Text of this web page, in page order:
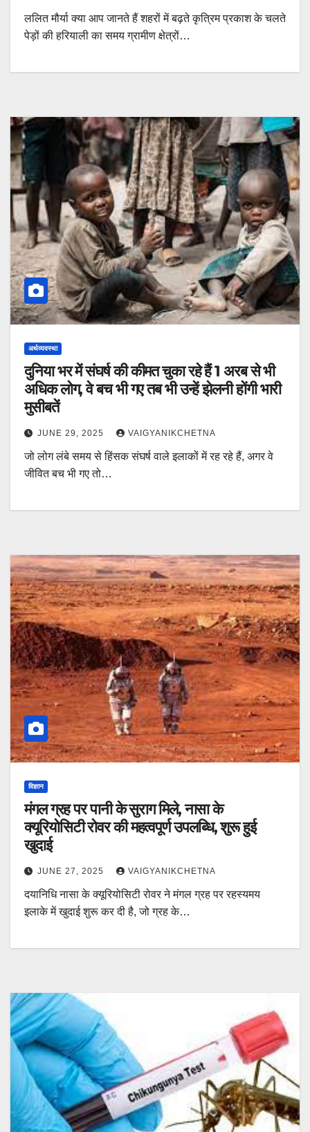
ललित मौर्या क्या आप जानते हैं शहरों में बढ़ते कृत्रिम प्रकाश के चलते
पेड़ों की हरियाली का समय ग्रामीण क्षेत्रों…
अर्थव्यवस्था
दुनिया भर में संघर्ष की कीमत चुका रहे हैं 1 अरब से भी
अधिक लोग, वे बच भी गए तब भी उन्हें झेलनी होंगी भारी
मुसीबतें
JUNE 29, 2025 VAIGYANIKCHETNA
जो लोग लंबे समय से हिंसक संघर्ष वाले इलाकों में रह रहे हैं, अगर वे
जीवित बच भी गए तो…
विज्ञान
मंगल ग्रह पर पानी के सुराग मिले, नासा के
क्यूरियोसिटी रोवर की महत्वपूर्ण उपलब्धि, शुरू हुई
खुदाई
JUNE 27, 2025 VAIGYANIKCHETNA
दयानिधि नासा के क्यूरियोसिटी रोवर ने मंगल ग्रह पर रहस्यमय
इलाके में खुदाई शुरू कर दी है, जो ग्रह के…